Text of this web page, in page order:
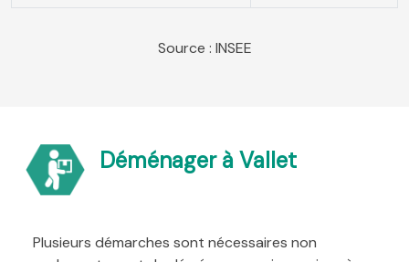
Source : INSEE
Déménager à Vallet
Plusieurs démarches sont nécessaires non